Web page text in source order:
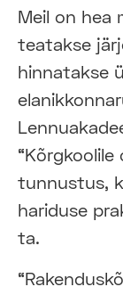
Meil on hea
teatakse
hinnatakse
tunnustus,
hariduse
ta.